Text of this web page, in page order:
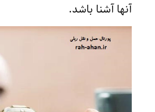
آنها آشنا باشد.